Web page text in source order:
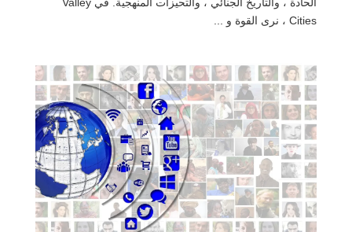
الحادة ، والتاريخ الجنائي ، والتحيزات المنهجية. في Valley
Cities ، نرى القوة و ...